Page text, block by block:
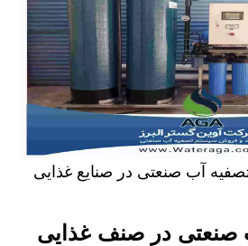
آب صنعتی در صنایع غذایی
صنعتی در صنف غذایی